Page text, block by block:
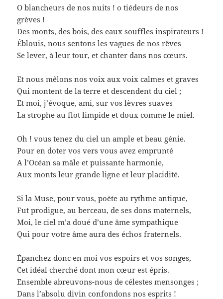
O blancheurs de nos nuits ! o tiédeurs de nos
grèves !
Des monts, des bois, des eaux souffles inspirateurs !
Éblouis, nous sentons les vagues de nos rêves
Se lever, à leur tour, et chanter dans nos cœurs.
Et nous mêlons nos voix aux voix calmes et graves
Qui montent de la terre et descendent du ciel ;
Et moi, j’évoque, ami, sur vos lèvres suaves
La strophe au flot limpide et doux comme le miel.
Oh ! vous tenez du ciel un ample et beau génie.
Pour en doter vos vers vous avez emprunté
A l’Océan sa mâle et puissante harmonie,
Aux monts leur grande ligne et leur placidité.
Si la Muse, pour vous, poète au rythme antique,
Fut prodigue, au berceau, de ses dons maternels,
Moi, le ciel m’a doué d’une âme sympathique
Qui pour votre âme aura des échos fraternels.
Épanchez donc en moi vos espoirs et vos songes,
Cet idéal cherché dont mon cœur est épris.
Ensemble abreuvons-nous de célestes mensonges ;
Dans l’absolu divin confondons nos esprits !